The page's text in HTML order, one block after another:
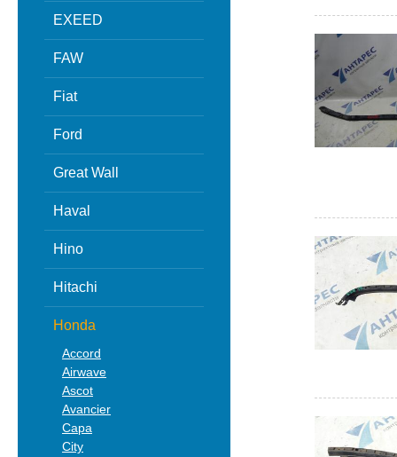
EXEED
FAW
Fiat
Ford
Great Wall
Haval
Hino
Hitachi
Honda
Accord
Airwave
Ascot
Avancier
Capa
City